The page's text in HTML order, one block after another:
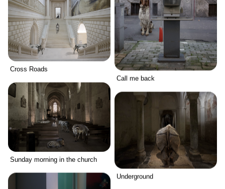
Call me back
Cross Roads
Sunday morning in the church
Underground